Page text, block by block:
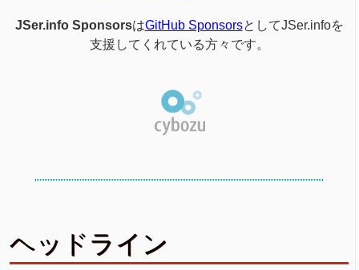
JSer.info SponsorsはGitHub SponsorsとしてJSer.infoを
支援してくれている方々です。
ヘッドライン